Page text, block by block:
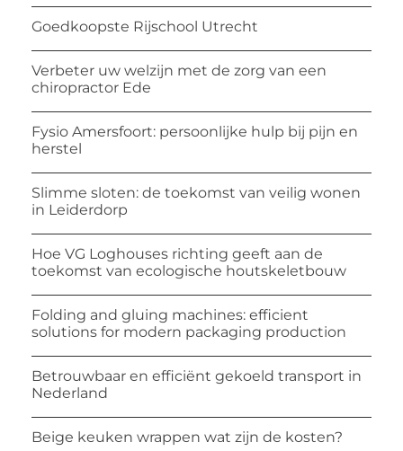
Goedkoopste Rijschool Utrecht
Verbeter uw welzijn met de zorg van een
chiropractor Ede
Fysio Amersfoort: persoonlijke hulp bij pijn en
herstel
Slimme sloten: de toekomst van veilig wonen
in Leiderdorp
Hoe VG Loghouses richting geeft aan de
toekomst van ecologische houtskeletbouw
Folding and gluing machines: efficient
solutions for modern packaging production
Betrouwbaar en efficiënt gekoeld transport in
Nederland
Beige keuken wrappen wat zijn de kosten?